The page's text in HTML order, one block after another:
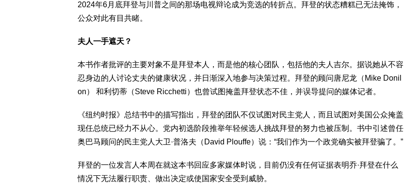
2024年6月底拜登与川普之间的那场电视辩论成为竞选的转折点。拜登的状态糟糕已无法掩饰，
公众对此有目共睹。
夫人一手遮天？
本书作者批评的主要对象不是拜登本人，而是他的核心团队，包括他的夫人吉尔。据说她从不容
忍身边的人讨论丈夫的健康状况，并日渐深入地参与决策过程。拜登的顾问唐尼龙（Mike Donil
on） 和利切蒂（Steve Ricchetti）也曾试图掩盖拜登状态不佳，并误导提问的媒体记者。
《纽约时报》总结书中的描写指出，拜登的团队不仅试图对民主党人，而且试图对美国公众掩盖
现任总统已经力不从心。党内初选阶段推举年轻候选人挑战拜登的努力也被压制。书中引述曾任
奥巴马顾问的民主党人大卫·普洛夫（David Plouffe）说：“我们作为一个政党确实被拜登骗了。”
拜登的一位发言人本周在就这本书回应多家媒体时说，目前仍没有任何证据表明乔·拜登在什么
情况下无法履行职责、做出决定或使国家安全受到威胁。